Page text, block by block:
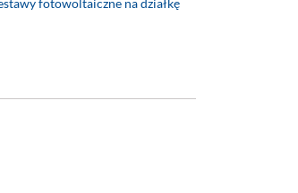
fotowoltaiczne na działkę